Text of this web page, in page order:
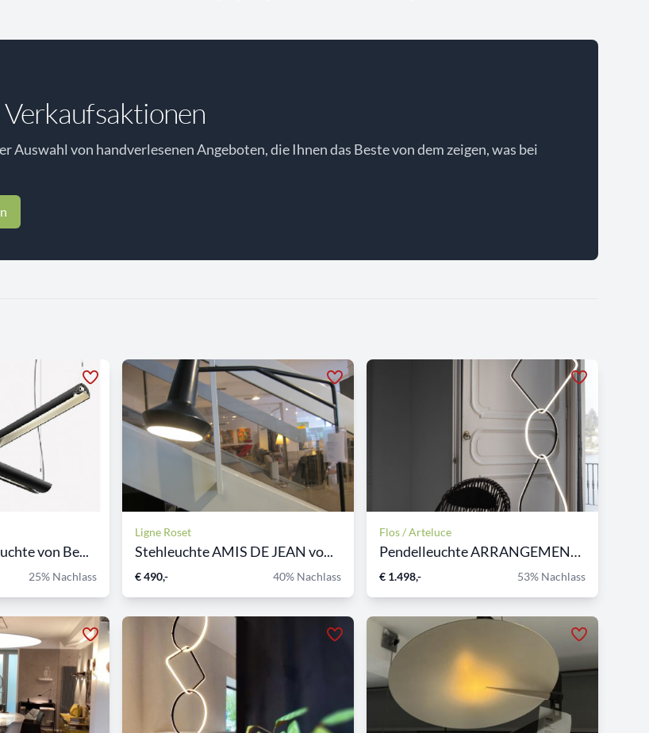
Auswahl von handverlesenen Angeboten, die Ihnen das Beste von dem zeigen, was bei
von Be...
25% Nachlass
Ligne Roset
Stehleuchte AMIS DE JEAN vo...
€ 490,- 40% Nachlass
Flos / Arteluce
Pendelleuchte ARRANGEMENTS...
€ 1.498,- 53% Nachlass